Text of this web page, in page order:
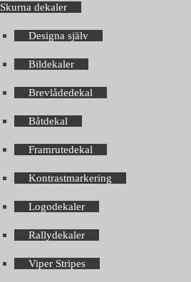
Skurna dekaler
Designa själv
Bildekaler
Brevlådedekal
Båtdekal
Framrutedekal
Kontrastmarkering
Logodekaler
Rallydekaler
Viper Stripes